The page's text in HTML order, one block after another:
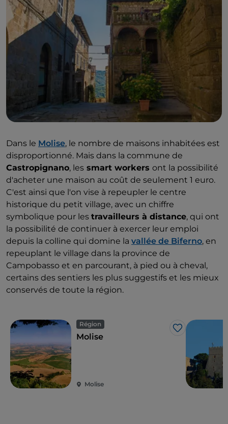
Dans le Molise, le nombre de maisons inhabitées est
disproportionné. Mais dans la commune de
Castropignano, les smart workers ont la possibilité
d'acheter une maison au coût de seulement 1 euro.
C'est ainsi que l'on vise à repeupler le centre
historique du petit village, avec un chiffre
symbolique pour les travailleurs à distance, qui ont
la possibilité de continuer à exercer leur emploi
depuis la colline qui domine la vallée de Biferno, en
repeuplant le village dans la province de
Campobasso et en parcourant, à pied ou à cheval,
certains des sentiers les plus suggestifs et les mieux
conservés de toute la région.
Région
J’aime
Molise
Molise